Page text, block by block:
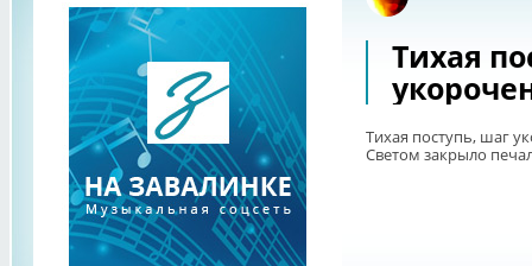
Тихая
Тихая поступь, шаг
Светом закрыло